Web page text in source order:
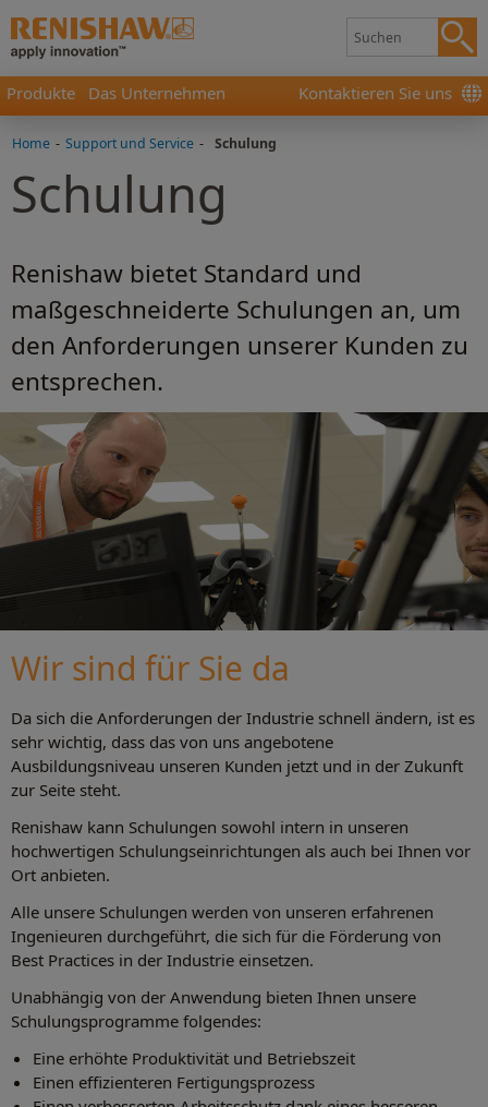
Produkte Das Unternehmen Kontaktieren Sie uns
Home - Support und Service - Schulung
Schulung
Renishaw bietet Standard und
maßgeschneiderte Schulungen an, um
den Anforderungen unserer Kunden zu
entsprechen.
Wir sind für Sie da
Da sich die Anforderungen der Industrie schnell ändern, ist es
sehr wichtig, dass das von uns angebotene
Ausbildungsniveau unseren Kunden jetzt und in der Zukunft
zur Seite steht.
Renishaw kann Schulungen sowohl intern in unseren
hochwertigen Schulungseinrichtungen als auch bei Ihnen vor
Ort anbieten.
Alle unsere Schulungen werden von unseren erfahrenen
Ingenieuren durchgeführt, die sich für die Förderung von
Best Practices in der Industrie einsetzen.
Unabhängig von der Anwendung bieten Ihnen unsere
Schulungsprogramme folgendes:
Eine erhöhte Produktivität und Betriebszeit
Einen effizienteren Fertigungsprozess